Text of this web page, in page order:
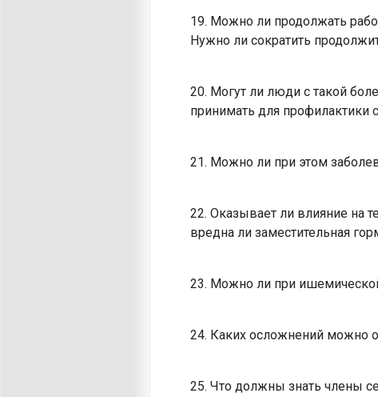
19. Можно ли продолжать
Нужно ли сократить
20. Могут ли люди с такой
принимать для профилактики
21. Можно ли при этом
22. Оказывает ли влияние на
вредна ли заместительная
23. Можно ли при
24. Каких осложнений можно
25. Что должны знать члены